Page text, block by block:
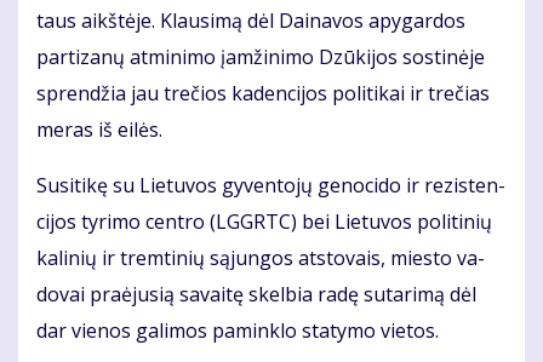
taus aikš­tė­je. Klau­si­mą dėl Dai­na­vos apy­gar­dos
par­ti­za­nų at­mi­ni­mo įam­ži­ni­mo Dzū­ki­jos sos­ti­nė­je
spren­džia jau tre­čios ka­den­ci­jos po­li­ti­kai ir tre­čias
me­ras iš ei­lės.
Su­si­ti­kę su Lie­tu­vos gy­ven­to­jų ge­no­ci­do ir re­zis­ten­
ci­jos ty­ri­mo cen­tro (LGGRTC) bei Lie­tu­vos po­li­ti­nių
ka­li­nių ir trem­ti­nių są­jun­gos at­sto­vais, mies­to va­
do­vai pra­ėju­sią sa­vai­tę skel­bia ra­dę su­ta­ri­mą dėl
dar vie­nos ga­li­mos pa­min­klo sta­ty­mo vie­tos.